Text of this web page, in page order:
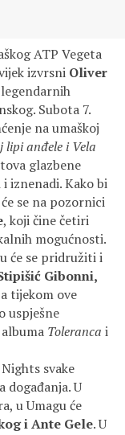
ATP Vegeta
izvrsni Oliver
Subota 7.
na umaškoj
lipi anđele i Vela
glazbene
iznenadi. Kako bi
se na pozornici
, koji čine četiri
mogućnosti.
će se pridružiti i
Gibonni,
tijekom ove
uspješne
Toleranca i
svake
događanja. U
u Umagu će
i Ante Gele. U